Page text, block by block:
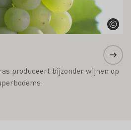
produceert bijzonder wijnen op